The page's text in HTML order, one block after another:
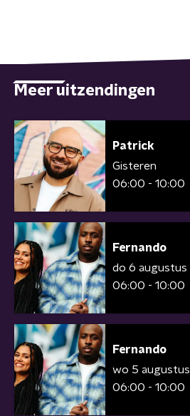
Meer uitzendingen
Patrick
Gisteren
06:00 - 10:00
Fernando
do 6 augustus
06:00 - 10:00
Fernando
wo 5 augustus
06:00 - 10:00